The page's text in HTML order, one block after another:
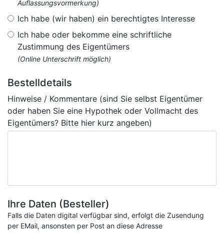
Auflassungsvormerkung)
Ich habe (wir haben) ein berechtigtes Interesse
Ich habe oder bekomme eine schriftliche
Zustimmung des Eigentümers
(Online Unterschrift möglich)
Bestelldetails
Hinweise / Kommentare (sind Sie selbst Eigentümer
oder haben Sie eine Hypothek oder Vollmacht des
Eigentümers? Bitte hier kurz angeben)
Ihre Daten (Besteller)
Falls die Daten digital verfügbar sind, erfolgt die Zusendung
per EMail, ansonsten per Post an diese Adresse